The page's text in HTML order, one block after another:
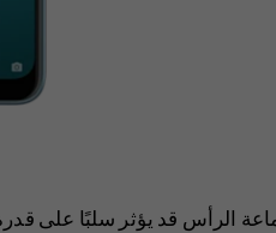
الرأس قد يؤثر سلبًا على